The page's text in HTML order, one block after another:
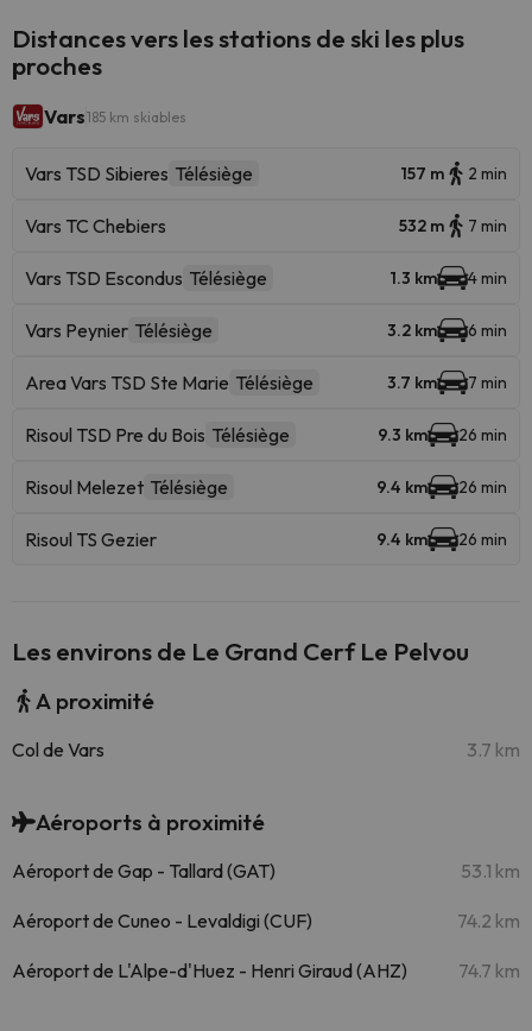
Distances vers les stations de ski les plus
proches
Vars185 km skiables
Vars TSD Sibieres Télésiège 157 m 2 min
Vars TC Chebiers 532 m 7 min
Vars TSD Escondus Télésiège 1.3 km 4 min
Vars Peynier Télésiège 3.2 km 6 min
Area Vars TSD Ste Marie Télésiège 3.7 km 7 min
Risoul TSD Pre du Bois Télésiège 9.3 km 26 min
Risoul Melezet Télésiège 9.4 km 26 min
Risoul TS Gezier 9.4 km 26 min
Les environs de Le Grand Cerf Le Pelvou
A proximité
Col de Vars 3.7 km
Aéroports à proximité
Aéroport de Gap - Tallard (GAT) 53.1 km
Aéroport de Cuneo - Levaldigi (CUF) 74.2 km
Aéroport de L'Alpe-d'Huez - Henri Giraud (AHZ) 74.7 km